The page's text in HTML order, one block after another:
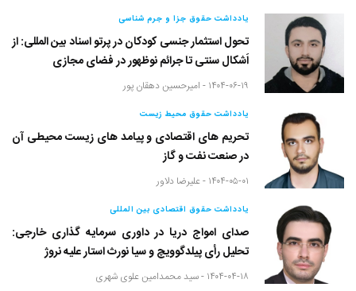
یادداشت حقوق جزا و جرم شناسی
تحول استثمار جنسی کودکان در پرتو اسناد بین المللی: از
اَشکال سنتی تا جرائم نوظهور در فضای مجازی
۱۴۰۴-۰۶-۱۹ - امیرحسین دهقان پور
یادداشت حقوق محیط زیست
تحریم های اقتصادی و پیامد های زیست محیطی آن
در صنعت نفت و گاز
۱۴۰۴-۰۵-۰۱ - علیرضا دلاور
یادداشت حقوق اقتصادی بین المللی
صدای امواج دریا در داوری سرمایه گذاری خارجی:
تحلیل رأی پیلدگوویچ و سیا نورث استار علیه نروژ
۱۴۰۴-۰۴-۱۸ - سید محمدامین علوی شهری